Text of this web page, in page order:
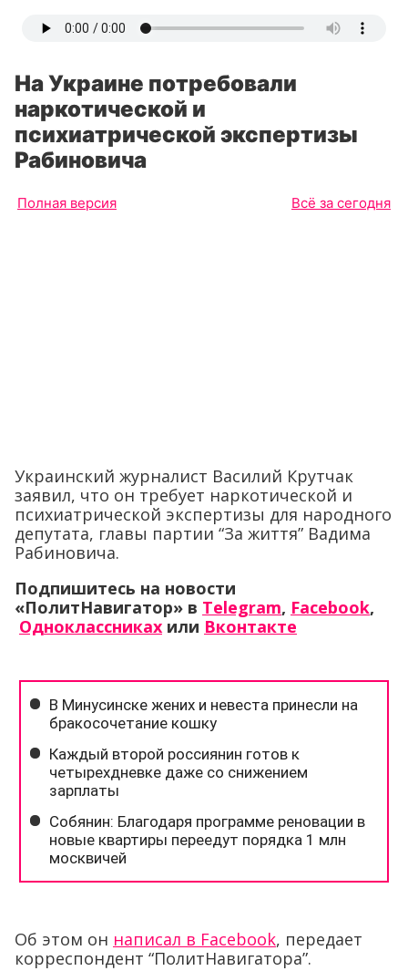
На Украине потребовали
наркотической и
психиатрической экспертизы
Рабиновича
Полная версия Всё за сегодня
Украинский журналист Василий Крутчак
заявил, что он требует наркотической и
психиатрической экспертизы для народного
депутата, главы партии “За життя” Вадима
Рабиновича.
Подпишитесь на новости
«ПолитНавигатор» в Telegram, Facebook,
Одноклассниках или Вконтакте
Об этом он написал в Facebook, передает
корреспондент “ПолитНавигатора”.